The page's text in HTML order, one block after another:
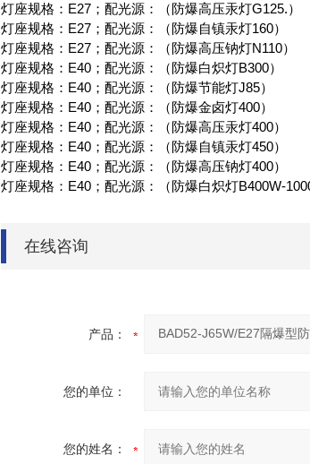
灯座规格：E27；配光源：（防爆高压汞灯G125.）
灯座规格：E27；配光源：（防爆自镇汞灯160）
灯座规格：E27；配光源：（防爆高压钠灯N110）
灯座规格：E40；配光源：（防爆白炽灯B300）
灯座规格：E40；配光源：（防爆节能灯J85）
灯座规格：E40；配光源：（防爆金卤灯400）
灯座规格：E40；配光源：（防爆高压汞灯400）
灯座规格：E40；配光源：（防爆自镇汞灯450）
灯座规格：E40；配光源：（防爆高压钠灯400）
灯座规格：E40；配光源：（防爆白炽灯B400W-
在线咨询
产品：
您的单位：
您的姓名：